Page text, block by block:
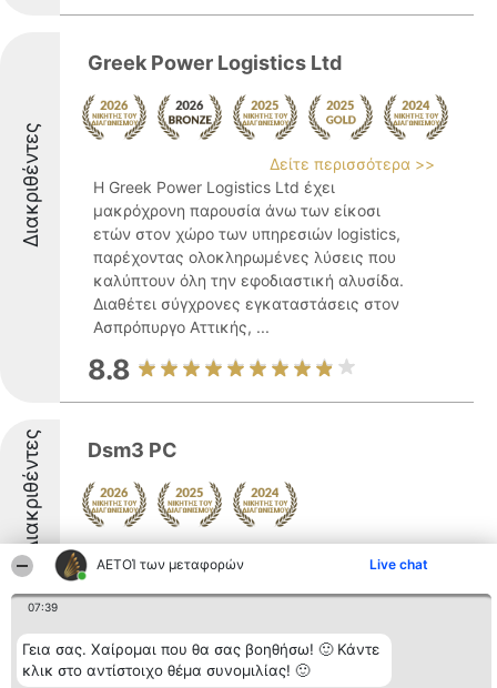
ΑΕΤΟΊ των μεταφορών Live chat
07:39
Γεια σας. Χαίρομαι που θα σας βοηθήσω! 🙂 Κάντε
κλικ στο αντίστοιχο θέμα συνομιλίας! 🙂
Διακριθέντες
Greek Power Logistics Ltd
Δείτε περισσότερα >>
Η Greek Power Logistics Ltd έχει
μακρόχρονη παρουσία άνω των είκοσι
ετών στον χώρο των υπηρεσιών logistics,
παρέχοντας ολοκληρωμένες λύσεις που
καλύπτουν όλη την εφοδιαστική αλυσίδα.
Διαθέτει σύγχρονες εγκαταστάσεις στον
Ασπρόπυργο Αττικής, ...
8.8
Διακριθέντες Dsm3 PC
8.6
Troupos Transport Heavy Haulage